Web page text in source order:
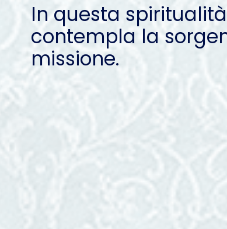
In questa
contempla la
missione.